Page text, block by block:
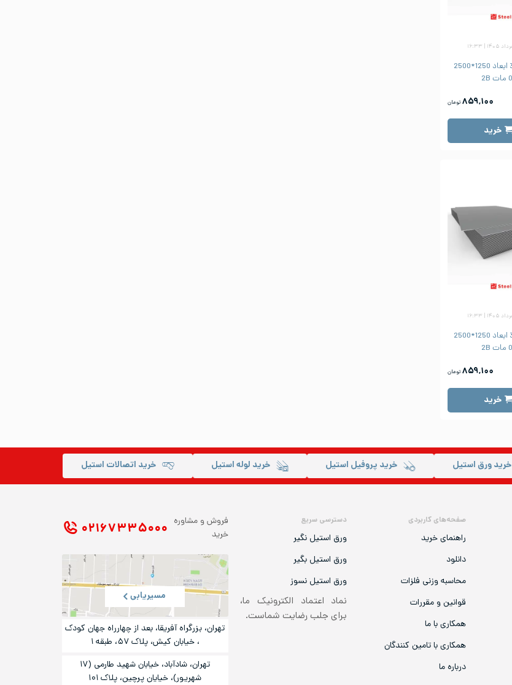
ورق شیت استیل 321 ابعاد 1250*2500
۸۵۹,۱۰۰ تومان
خرید
ورق شیت استیل 321 ابعاد 1250*2500
۸۵۹,۱۰۰ تومان
خرید
خرید ورق استیل خرید پروفیل استیل خرید لوله استیل خرید اتصالات استیل
صفحه‌های کاربردی
راهنمای خرید
دانلود
محاسبه وزنی فلزات
قوانین و مقررات
همکاری با ما
همکاری با تامین کنندگان
درباره ما
دسترسی سریع
ورق استیل نگیر
ورق استیل بگیر
ورق استیل نسوز
نماد اعتماد الکترونیک ما،
برای جلب رضایت شماست.
فروش و مشاوره
خرید
۰۲۱ ۶۷۳۳۵۰۰۰
مسیریابی
تهران، بزرگراه آفریقا، بعد از چهارراه جهان کودک
، خیابان کیش، پلاک ۵۷، طبقه ۱
تهران، شادآباد، خیابان شهید طارمی (۱۷
شهریور)، خیایان پرچین، پلاک ۱۰۱